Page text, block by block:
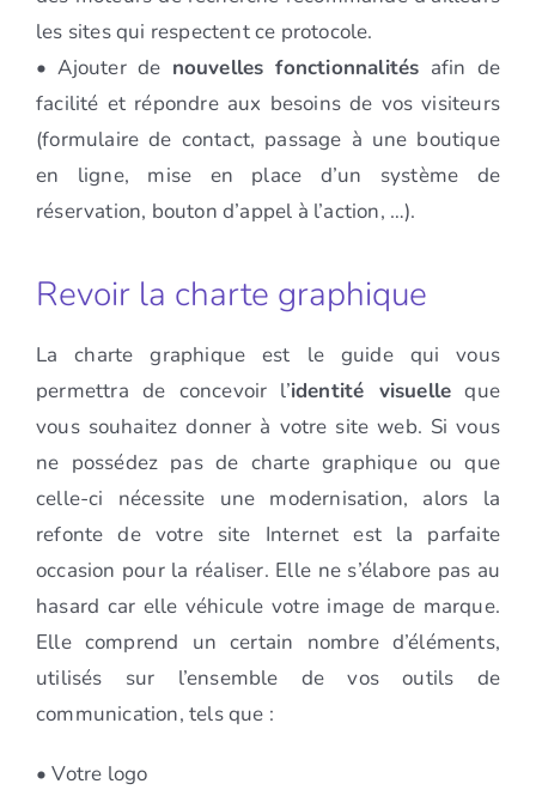
les sites qui respectent ce protocole.
• Ajouter de nouvelles fonctionnalités afin de
facilité et répondre aux besoins de vos visiteurs
(formulaire de contact, passage à une boutique
en ligne, mise en place d’un système de
réservation, bouton d’appel à l’action, …).
Revoir la charte graphique
La charte graphique est le guide qui vous
permettra de concevoir l’identité visuelle que
vous souhaitez donner à votre site web. Si vous
ne possédez pas de charte graphique ou que
celle-ci nécessite une modernisation, alors la
refonte de votre site Internet est la parfaite
occasion pour la réaliser. Elle ne s’élabore pas au
hasard car elle véhicule votre image de marque.
Elle comprend un certain nombre d’éléments,
utilisés sur l’ensemble de vos outils de
communication, tels que :
• Votre logo